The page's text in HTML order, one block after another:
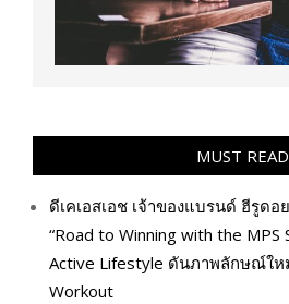
MUST
ดีเคเอสเอช เจ้าของแบรนด์ ฮีรูด
“Road to Winning with the MPS
Active Lifestyle ดันภาพลักษณ์ใ
Workout